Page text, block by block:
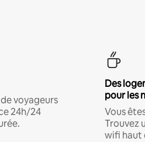
voyageurs
24h/24
Des
pour les
Vous
Trouvez
wifi haut